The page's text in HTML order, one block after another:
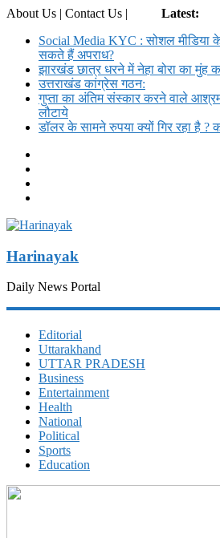
About Us | Contact Us |
Latest:
Social Media KYC : सोशल मीडिया
सकते हैं अपराध?
झारखंड छात्र धरने में नेहा बोरा का मुंह
उत्तराखंड कांग्रेस गठन:
गुप्ता का अंतिम संस्कार करने वाले
लौटाये
डॉलर के सामने रुपया क्यों गिर रहा है ?
Harinayak
Daily News Portal
Editorial
Uttarakhand
UTTAR PRADESH
Business
Entertainment
Health
National
Political
Sports
Education